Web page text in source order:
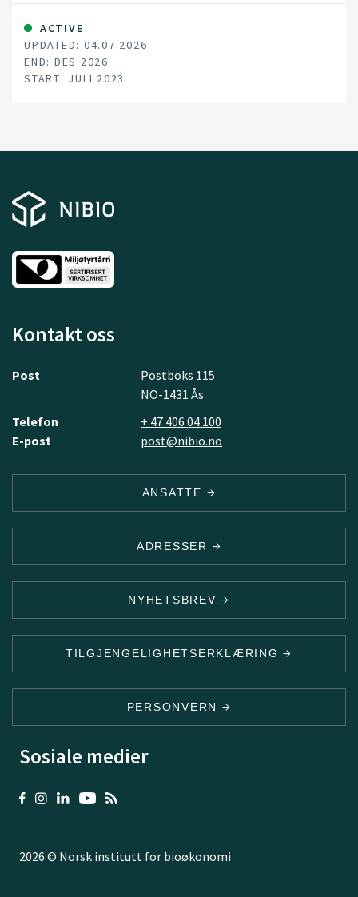
health (SiNorAMR)
ACTIVE
UPDATED: 04.07.2026
END: DES 2026
START: JULI 2023
Kontakt oss
Post
Postboks 115
NO-1431 Ås
Telefon
+ 47 406 04 100
E-post
post@nibio.no
ANSATTE
ADRESSER
NYHETSBREV
TILGJENGELIGHETSERKLÆRING
PERSONVERN
Sosiale medier
2026 © Norsk institutt for bioøkonomi